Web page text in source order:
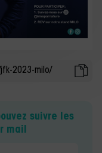
suivre les
mail